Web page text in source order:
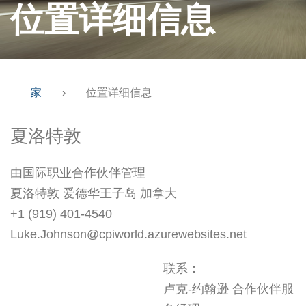
位置详细信息
家 › 位置详细信息
夏洛特敦
由国际职业合作伙伴管理
夏洛特敦 爱德华王子岛 加拿大
+1 (919) 401-4540
Luke.Johnson@cpiworld.azurewebsites.net
联系：
卢克-约翰逊 合作伙伴服